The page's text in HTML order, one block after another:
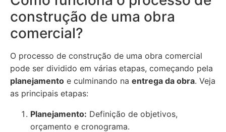
construção de uma obra
comercial?
O processo de construção de uma obra comercial
pode ser dividido em várias etapas, começando pela
planejamento e culminando na entrega da obra. Veja
as principais etapas:
Planejamento: Definição de objetivos,
orçamento e cronograma.